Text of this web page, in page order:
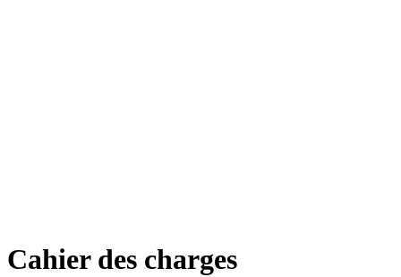
Cahier des charges